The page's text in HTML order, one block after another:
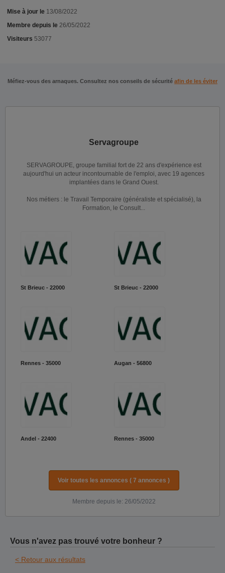
Mise à jour le 13/08/2022
Membre depuis le 26/05/2022
Visiteurs 53077
Méfiez-vous des arnaques. Consultez nos conseils de sécurité afin de les éviter
Servagroupe
SERVAGROUPE, groupe familial fort de 22 ans d'expérience est
aujourd'hui un acteur incontournable de l'emploi, avec 19 agences
implantées dans le Grand Ouest.
Nos métiers : le Travail Temporaire (généraliste et spécialisé), la
Formation, le Consult...
St Brieuc - 22000 St Brieuc - 22000
Rennes - 35000 Augan - 56800
Andel - 22400 Rennes - 35000
Voir toutes les annonces ( 7 annonces )
Membre depuis le: 26/05/2022
Vous n'avez pas trouvé votre bonheur ?
< Retour aux résultats